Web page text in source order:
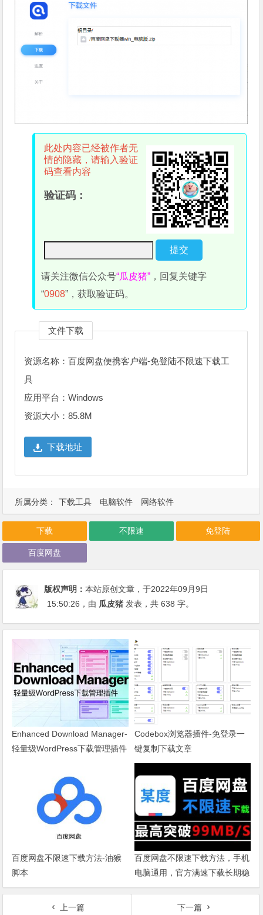
此处内容已经被作者无
情的隐藏，请输入验证
码查看内容
验证码：
请关注微信公众号“瓜皮猪” ，回复关键字
“0908”，获取验证码。
文件下载
资源名称：百度网盘便携客户端-免登陆不限速下载工
具
应用平台：Windows
资源大小：85.8M
下载地址
所属分类： 下载工具 电脑软件 网络软件
下载 不限速 免登陆
百度网盘
版权声明：本站原创文章，于2022年09月9日
15:50:26 ，由 瓜皮猪 发表，共 638 字。
Enhanced Download Manager-
轻量级WordPress下载管理插件
Codebox浏览器插件-免登录一
键复制下载文章
百度网盘不限速下载方法-油猴
脚本
百度网盘不限速下载方法，手机
电脑通用，官方满速下载长期稳
定
上一篇
下一篇